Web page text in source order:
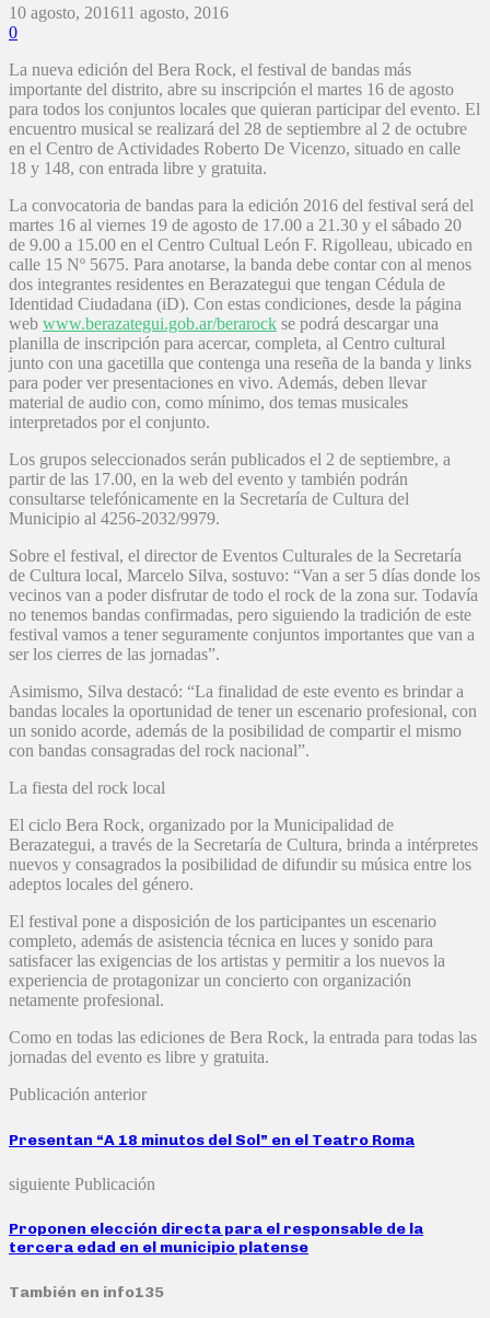
10 agosto, 201611 agosto, 2016
0
La nueva edición del Bera Rock, el festival de bandas más
importante del distrito, abre su inscripción el martes 16 de agosto
para todos los conjuntos locales que quieran participar del evento. El
encuentro musical se realizará del 28 de septiembre al 2 de octubre
en el Centro de Actividades Roberto De Vicenzo, situado en calle
18 y 148, con entrada libre y gratuita.
La convocatoria de bandas para la edición 2016 del festival será del
martes 16 al viernes 19 de agosto de 17.00 a 21.30 y el sábado 20
de 9.00 a 15.00 en el Centro Cultual León F. Rigolleau, ubicado en
calle 15 Nº 5675. Para anotarse, la banda debe contar con al menos
dos integrantes residentes en Berazategui que tengan Cédula de
Identidad Ciudadana (iD). Con estas condiciones, desde la página
web www.berazategui.gob.ar/berarock se podrá descargar una
planilla de inscripción para acercar, completa, al Centro cultural
junto con una gacetilla que contenga una reseña de la banda y links
para poder ver presentaciones en vivo. Además, deben llevar
material de audio con, como mínimo, dos temas musicales
interpretados por el conjunto.
Los grupos seleccionados serán publicados el 2 de septiembre, a
partir de las 17.00, en la web del evento y también podrán
consultarse telefónicamente en la Secretaría de Cultura del
Municipio al 4256-2032/9979.
Sobre el festival, el director de Eventos Culturales de la Secretaría
de Cultura local, Marcelo Silva, sostuvo: “Van a ser 5 días donde los
vecinos van a poder disfrutar de todo el rock de la zona sur. Todavía
no tenemos bandas confirmadas, pero siguiendo la tradición de este
festival vamos a tener seguramente conjuntos importantes que van a
ser los cierres de las jornadas”.
Asimismo, Silva destacó: “La finalidad de este evento es brindar a
bandas locales la oportunidad de tener un escenario profesional, con
un sonido acorde, además de la posibilidad de compartir el mismo
con bandas consagradas del rock nacional”.
La fiesta del rock local
El ciclo Bera Rock, organizado por la Municipalidad de
Berazategui, a través de la Secretaría de Cultura, brinda a intérpretes
nuevos y consagrados la posibilidad de difundir su música entre los
adeptos locales del género.
El festival pone a disposición de los participantes un escenario
completo, además de asistencia técnica en luces y sonido para
satisfacer las exigencias de los artistas y permitir a los nuevos la
experiencia de protagonizar un concierto con organización
netamente profesional.
Como en todas las ediciones de Bera Rock, la entrada para todas las
jornadas del evento es libre y gratuita.
Publicación anterior
Presentan “A 18 minutos del Sol” en el Teatro Roma
siguiente Publicación
Proponen elección directa para el responsable de la
tercera edad en el municipio platense
También en info135